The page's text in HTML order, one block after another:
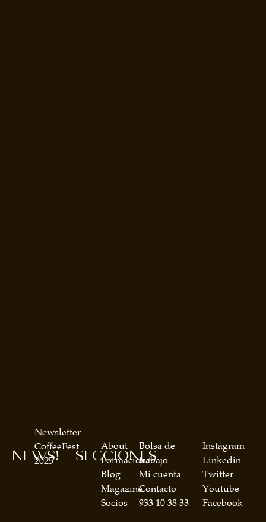
SECCIONES
About
Formaciones
Blog
Magazine
Socios
Bolsa de
trabajo
Mi cuenta
Contacto
933 10 38 33
NEWS!
Newsletter
CoffeeFest
2025
Instagram
Linkedin
Twitter
Youtube
Facebook